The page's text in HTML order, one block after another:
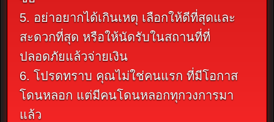
5. อย่าอยากได้เกินเหตุ เลือกให้ดีที่สุดและ
สะดวกที่สุด หรือให้นัดรับในสถานที่ที่
ปลอดภัยแล้วจ่ายเงิน
6. โปรดทราบ คุณไม่ใช่คนแรก ที่มีโอกาส
โดนหลอก แต่มีคนโดนหลอกทุกวงการมา
แล้ว